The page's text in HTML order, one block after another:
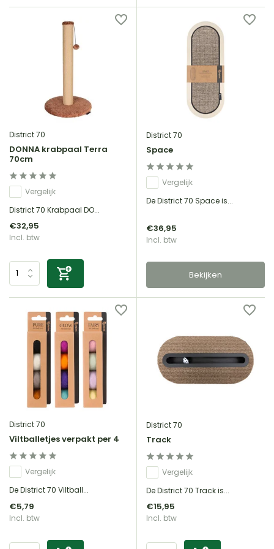
District 70
DONNA krabpaal Terra
70cm
Vergelijk
District 70 Krabpaal DO...
€32,95
Incl. btw
District 70
Space
Vergelijk
De District 70 Space is...
€36,95
Incl. btw
Bekijken
District 70
Viltballetjes verpakt per 4
Vergelijk
De District 70 Viltball...
€5,79
Incl. btw
District 70
Track
Vergelijk
De District 70 Track is...
€15,95
Incl. btw